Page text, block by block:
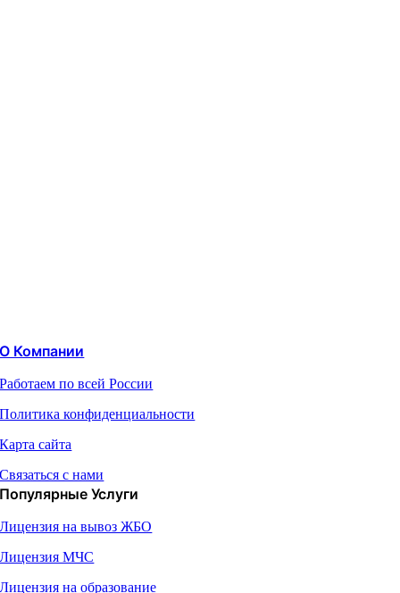
О Компании
Работаем по всей России
Политика конфиденциальности
Карта сайта
Связаться с нами
Популярные Услуги
Лицензия на вывоз ЖБО
Лицензия МЧС
Лицензия на образование